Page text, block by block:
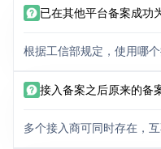
已在其他平台备案成功
根据工信部规定，使用哪
接入备案之后原来的备
多个接入商可同时存在，